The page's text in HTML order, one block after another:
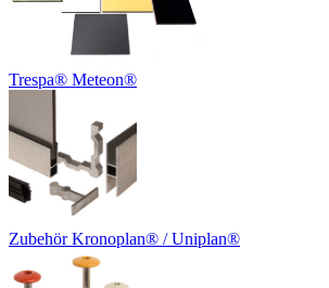
Trespa® Meteon®
Zubehör Kronoplan® / Uniplan®